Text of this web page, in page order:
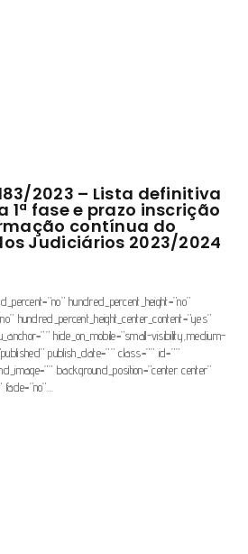
2023 – Lista definitiva
fase e prazo inscrição
contínua do
Judiciários 2023/2024
hundred_percent_height=”no”
hundred_percent_height_center_content=”yes”
hide_on_mobile=”small-visibility,medium-
publish_date=”” class=”” id=””
background_position=”center center”